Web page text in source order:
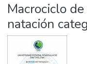
Macrociclo
natación